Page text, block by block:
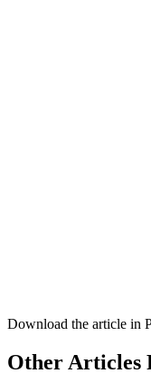
Download the article in
Other Articles